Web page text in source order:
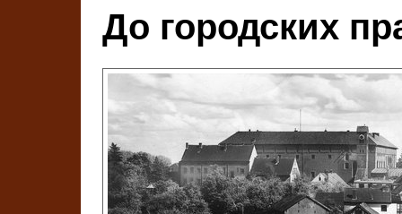
До городских